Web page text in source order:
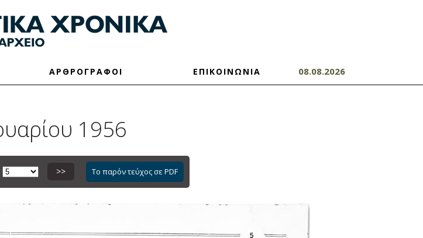
ΑΡΘΡΟΓΡΑΦΟΙ ΕΠΙΚΟΙΝΩΝΙΑ 08.08.2026
1956
>> Το παρόν τεύχος σε PDF